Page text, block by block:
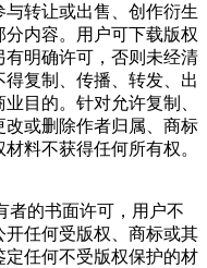
转让或出售、创作衍生
内容。用户可下载版权
明确许可，否则未经清
复制、传播、转发、出
目的。针对允许复制、
或删除作者归属、商标
料不获得任何所有权。
者的书面许可，用户不
任何受版权、商标或其
任何不受版权保护的材